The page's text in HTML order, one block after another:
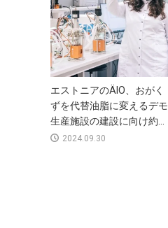
エストニアのÄIO、おがく
ずを代替油脂に変えるデモ
生産施設の建設に向け約...
2024.09.30